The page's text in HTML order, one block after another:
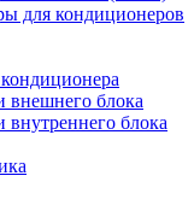
для кондиционеров
внешнего блока
внутреннего блока